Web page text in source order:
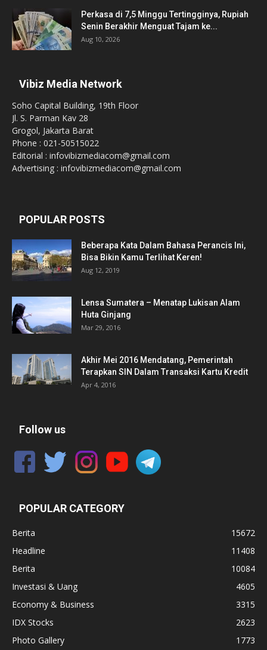
Perkasa di 7,5 Minggu Tertingginya, Rupiah
Senin Berakhir Menguat Tajam ke...
Aug 10, 2026
Vibiz Media Network
Soho Capital Building, 19th Floor
Jl. S. Parman Kav 28
Grogol, Jakarta Barat
Phone : 021-50515022
Editorial : infovibizmediacom@gmail.com
Advertising : infovibizmediacom@gmail.com
POPULAR POSTS
Beberapa Kata Dalam Bahasa Perancis Ini,
Bisa Bikin Kamu Terlihat Keren!
Aug 12, 2019
Lensa Sumatera – Menatap Lukisan Alam
Huta Ginjang
Mar 29, 2016
Akhir Mei 2016 Mendatang, Pemerintah
Terapkan SIN Dalam Transaksi Kartu Kredit
Apr 4, 2016
Follow us
POPULAR CATEGORY
Berita
15672
Headline
11408
Berita
10084
Investasi & Uang
4605
Economy & Business
3315
IDX Stocks
2623
Photo Gallery
1773